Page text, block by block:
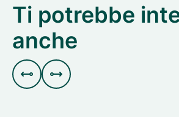
Ti potrebbe
anche
 